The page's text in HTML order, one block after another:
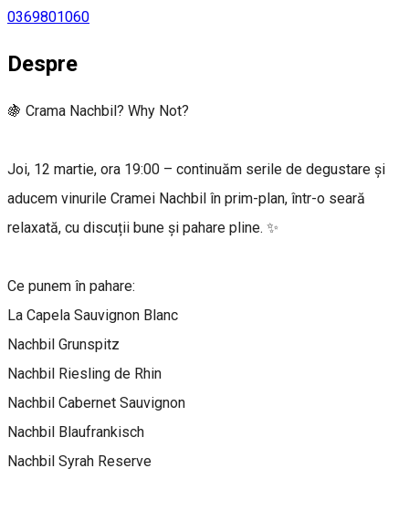
0369801060
Despre
🍇 Crama Nachbil? Why Not?
Joi, 12 martie, ora 19:00 – continuăm serile de degustare și
aducem vinurile Cramei Nachbil în prim-plan, într-o seară
relaxată, cu discuții bune și pahare pline. ✨
Ce punem în pahare:
La Capela Sauvignon Blanc
Nachbil Grunspitz
Nachbil Riesling de Rhin
Nachbil Cabernet Sauvignon
Nachbil Blaufrankisch
Nachbil Syrah Reserve